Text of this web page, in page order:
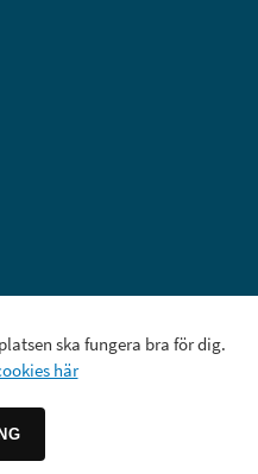
till annan webbplats,
till annan webbplats,
webbplats, öppnas i nytt
ska fungera bra för dig.
här